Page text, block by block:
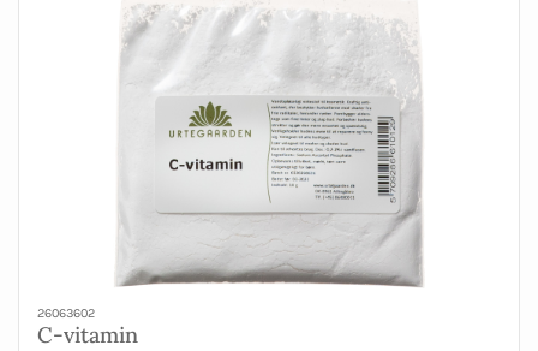
26063602
C-vitamin